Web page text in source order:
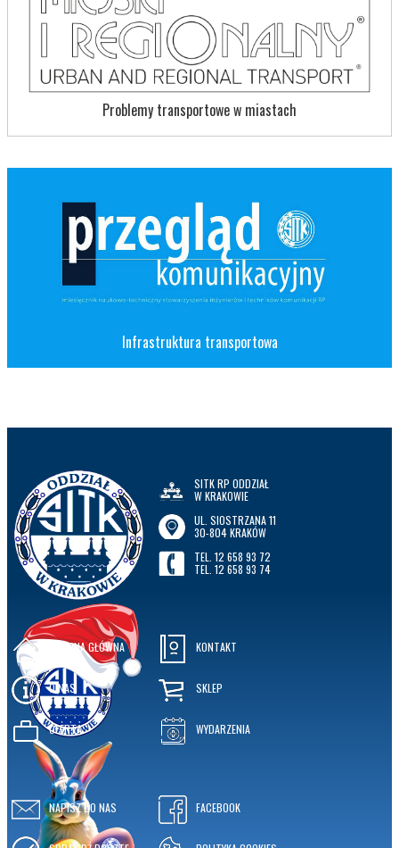
Problemy transportowe w miastach
Infrastruktura transportowa
SITK RP ODDZIAŁ
W KRAKOWIE
UL. SIOSTRZANA 11
30-804 KRAKÓW
TEL. 12 658 93 72
TEL. 12 658 93 74
STRONA GŁÓWNA
O NAS
OFERTA
KONTAKT
SKLEP
WYDARZENIA
NAPISZ DO NAS FACEBOOK